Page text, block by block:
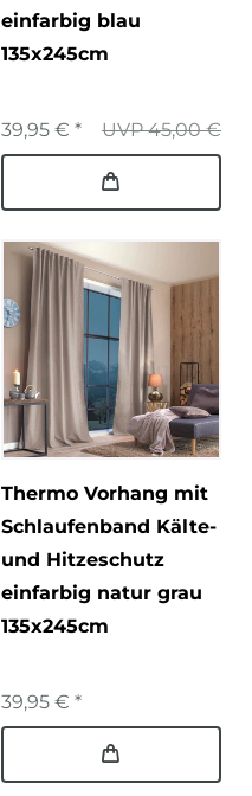
einfarbig blau
135x245cm
UVP 45,00 €
39,95 € *
Thermo Vorhang mit
Schlaufenband Kälte-
und Hitzeschutz
einfarbig natur grau
135x245cm
39,95 € *